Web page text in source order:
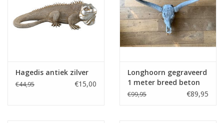
SIeraden
Hagedis antiek zilver
€44,95 €15,00
Longhoorn gegraveerd
1 meter breed beton
€99,95 €89,95